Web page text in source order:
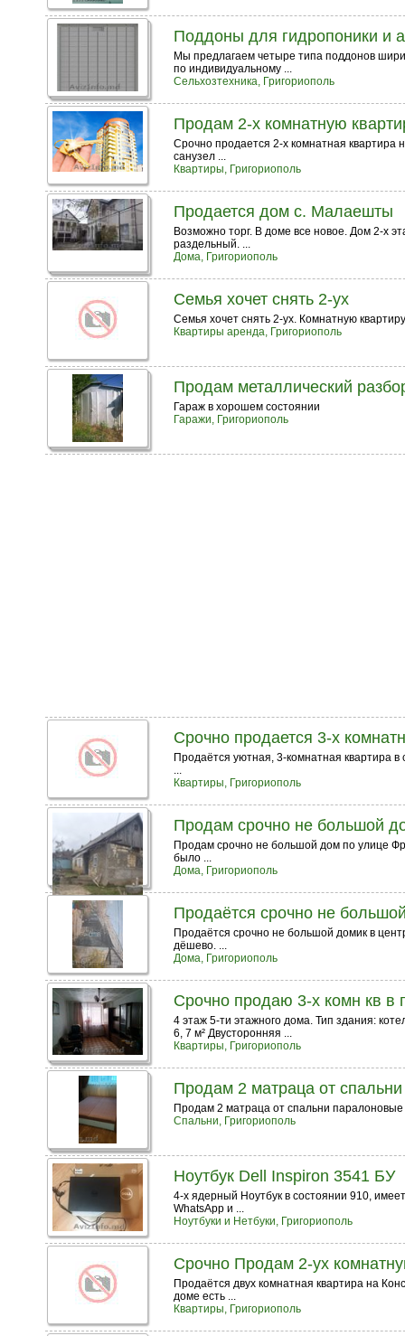
Поддоны для гидропоники и
Мы предлагаем четыре типа поддонов
по индивидуальному ...
Сельхозтехника, Григориополь
Продам 2-х комнатную
Срочно продается 2-х комнатная
санузел ...
Квартиры, Григориополь
Продается дом с. Малаешты
Возможно торг. В доме все новое. Дом 2-х
раздельный. ...
Дома, Григориополь
Семья хочет снять 2-ух
Семья хочет снять 2-ух. Комнатную
Квартиры аренда, Григориополь
Продам металлический
Гараж в хорошем состоянии
Гаражи, Григориополь
Срочно продается 3-х
Продаётся уютная, 3-комнатная квартира
...
Квартиры, Григориополь
Продам срочно не большой
Продам срочно не большой дом по улице
было ...
Дома, Григориополь
Продаётся срочно не
Продаётся срочно не большой домик в
дёшево. ...
Дома, Григориополь
Срочно продаю 3-х комн кв в
4 этаж 5-ти этажного дома. Тип здания:
6, 7 м² Двусторонняя ...
Квартиры, Григориополь
Продам 2 матраца от
Продам 2 матраца от спальни
Спальни, Григориополь
Ноутбук Dell Inspiron 3541 БУ
4-x ядерный Ноутбук в состоянии 910,
WhatsApp и ...
Ноутбуки и Нетбуки, Григориополь
Срочно Продам 2-ух
Продаётся двух комнатная квартира на
доме есть ...
Квартиры, Григориополь